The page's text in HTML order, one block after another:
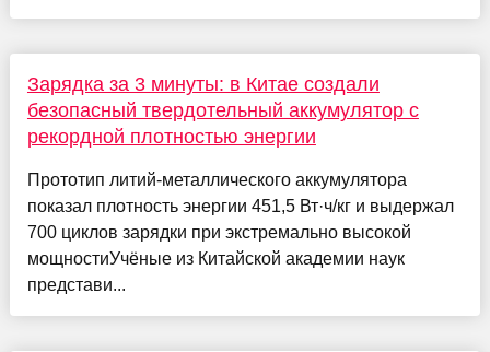
Зарядка за 3 минуты: в Китае создали
безопасный твердотельный аккумулятор с
рекордной плотностью энергии
Прототип литий-металлического аккумулятора
показал плотность энергии 451,5 Вт·ч/кг и выдержал
700 циклов зарядки при экстремально высокой
мощностиУчёные из Китайской академии наук
представи...